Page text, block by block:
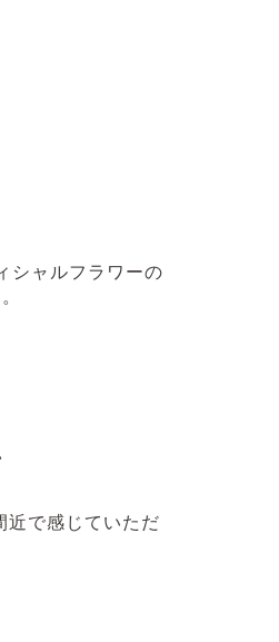
シャルフラワーの
近で感じていただ